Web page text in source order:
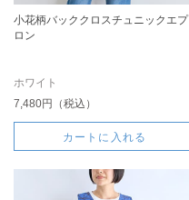
小花柄バッククロスチュニックエプ
ロン
ホワイト
7,480円（税込）
カートに入れる